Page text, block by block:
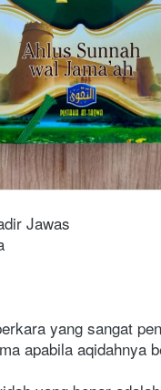
Jawas
yang sangat
apabila aqidahnya